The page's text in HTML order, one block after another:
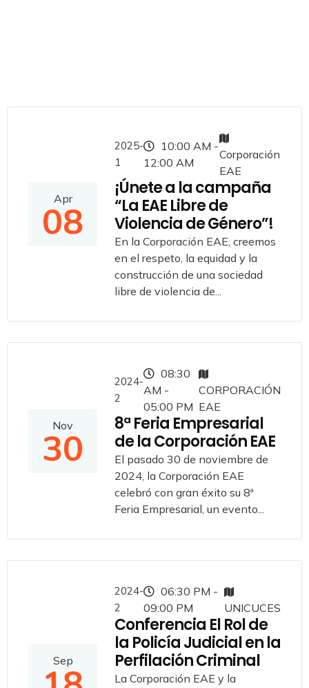
Apr
08
2025-
1
10:00 AM -
12:00 AM
Corporación
EAE
¡Únete a la campaña
“La EAE Libre de
Violencia de Género”!
En la Corporación EAE, creemos
en el respeto, la equidad y la
construcción de una sociedad
libre de violencia de...
Nov
30
2024-
2
08:30
AM -
05:00 PM
CORPORACIÓN
EAE
8ª Feria Empresarial
de la Corporación EAE
El pasado 30 de noviembre de
2024, la Corporación EAE
celebró con gran éxito su 8ª
Feria Empresarial, un evento...
Sep
2024-
2
06:30 PM -
09:00 PM
UNICUCES
Conferencia El Rol de
la Policía Judicial en la
Perfilación Criminal
La Corporación EAE y la